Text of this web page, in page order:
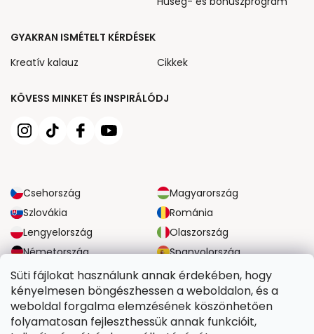
Süti fájlokat használunk annak érdekében, hogy
kényelmesen böngészhessen a weboldalon, és a
weboldal forgalma elemzésének köszönhetően
folyamatosan fejleszthessük annak funkcióit,
KÖVESS MINKET ÉS INSPIRÁLÓDJ
Csehország
Magyarország
Szlovákia
Románia
Lengyelország
Olaszország
Németország
Spanyolország
Nagy-Britannia
Ausztria
GYAKRAN ISMÉTELT KÉRDÉSEK
Kreatív kalauz
Cikkek
MEGBÍZHATÓ SZÁLLÍTÁSI LEHETŐSÉGEK